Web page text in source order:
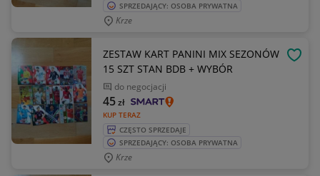
SPRZEDAJĄCY: OSOBA PRYWATNA
Krze
ZESTAW KART PANINI MIX SEZONÓW
15 SZT STAN BDB + WYBÓR
do negocjacji
KUP TERAZ
45zł
CZĘSTO SPRZEDAJE
SPRZEDAJĄCY: OSOBA PRYWATNA
Krze